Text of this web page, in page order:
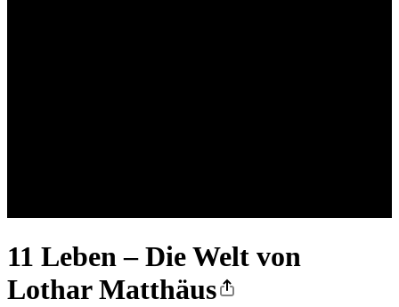
11 Leben – Die Welt von
Lothar Matthäus